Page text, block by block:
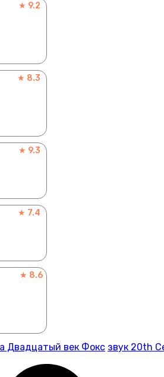
★ 9.2
★ 8.3
★ 9.3
★ 7.4
★ 8.6
Двадцатый век Фокс звук 20th